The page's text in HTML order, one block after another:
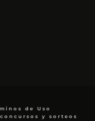
de Uso
y sorteos